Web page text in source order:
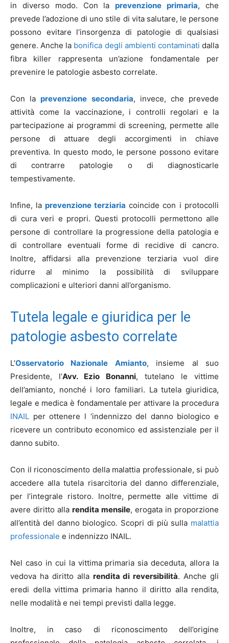
in diverso modo. Con laprevenzione primaria, che
prevede l’adozione di uno stile di vita salutare, le persone
possono evitare l’insorgenza di patologie di qualsiasi
genere. Anche la bonifica degli ambienti contaminati dalla
fibra killer rappresenta un’azione fondamentale per
prevenire le patologie asbesto correlate.
Con laprevenzione secondaria, invece, che prevede
attività come la vaccinazione, i controlli regolari e la
partecipazione ai programmi di screening, permette alle
persone di attuare degli accorgimenti in chiave
preventiva. In questo modo, le persone possono evitare
di contrarre patologie o di diagnosticarle
tempestivamente.
Infine, la prevenzione terziaria coincide con i protocolli
di cura veri e propri. Questi protocolli permettono alle
persone di controllare la progressione della patologia e
di controllare eventuali forme di recidive di cancro.
Inoltre, affidarsi alla prevenzione terziaria vuol dire
ridurre al minimo la possibilità di sviluppare
complicazioni e ulteriori danni all’organismo.
Tutela legale e giuridica per le
patologie asbesto correlate
L’Osservatorio Nazionale Amianto, insieme al suo
Presidente, l’Avv. Ezio Bonanni, tutelano le vittime
dell’amianto, nonché i loro familiari. La tutela giuridica,
legale e medica è fondamentale per attivare la procedura
INAIL per ottenere l ‘indennizzo del danno biologico e
ricevere un contributo economico ed assistenziale per il
danno subito.
Con il riconoscimento della malattia professionale, si può
accedere alla tutela risarcitoria del danno differenziale,
per l’integrale ristoro. Inoltre, permette alle vittime di
avere diritto alla rendita mensile, erogata in proporzione
all’entità del danno biologico. Scopri di più sulla malattia
professionale e indennizzo INAIL.
Nel caso in cui la vittima primaria sia deceduta, allora la
vedova ha diritto alla rendita di reversibilità. Anche gli
eredi della vittima primaria hanno il diritto alla rendita,
nelle modalità e nei tempi previsti dalla legge.
Inoltre, in caso di riconoscimento dell’origine